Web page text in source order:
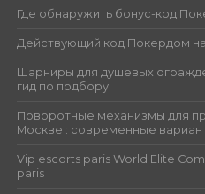
Где обнаружить бонус-код
Действующий код Покердом на
Шарниры для душевых
гид по подбору
Поворотные механизмы для
Москве : современные
Vip escorts paris World Elite
paris